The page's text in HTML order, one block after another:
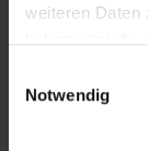
weiteren Daten
Notwendig